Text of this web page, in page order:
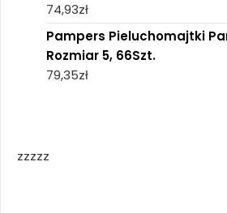
74,93zł
Pampers Pieluchomajtki
Rozmiar 5, 66Szt.
79,35zł
zzzzz